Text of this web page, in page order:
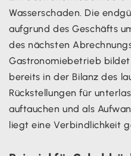
Wasserschaden. Die
aufgrund des Geschäfts
des nächsten
Gastronomiebetrieb
bereits in der Bilanz des
Rückstellungen für
auftauchen und als
liegt eine Verbindlichkeit